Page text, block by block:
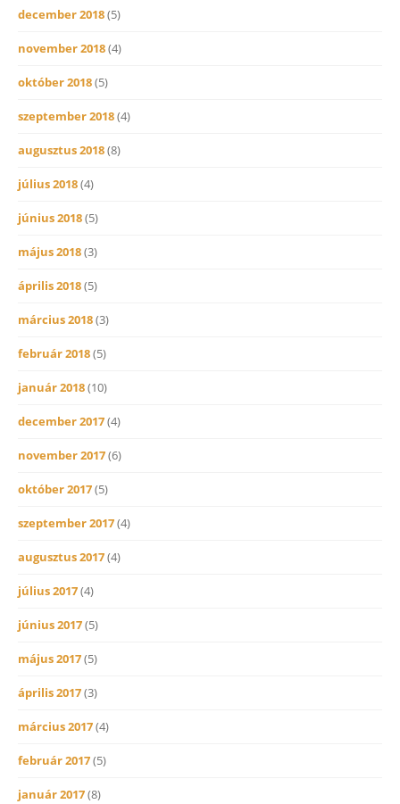
december 2018(5)
november 2018(4)
október 2018(5)
szeptember 2018(4)
augusztus 2018(8)
július 2018(4)
június 2018(5)
május 2018(3)
április 2018(5)
március 2018(3)
február 2018(5)
január 2018(10)
december 2017(4)
november 2017(6)
október 2017(5)
szeptember 2017(4)
augusztus 2017(4)
július 2017(4)
június 2017(5)
május 2017(5)
április 2017(3)
március 2017(4)
február 2017(5)
január 2017(8)